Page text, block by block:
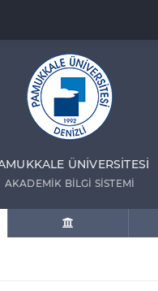
ÜNIVERSITESI
AKADEMIK BILGI SISTEMI